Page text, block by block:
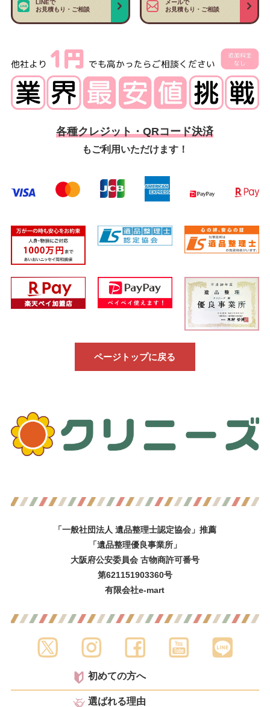
LINEで
お見積もり・ご相談
メールで
お見積もり・ご相談
各種クレジット・QRコード決済
もご利用いただけます！
ページトップに戻る
「一般社団法人 遺品整理士認定協会」推薦
「遺品整理優良事業所」
大阪府公安委員会 古物商許可番号
第621151903360号
有限会社e-mart
初めての方へ
選ばれる理由